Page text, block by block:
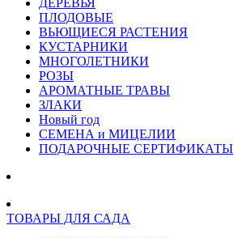
ДЕРЕВЬЯ
ПЛОДОВЫЕ
ВЬЮЩИЕСЯ РАСТЕНИЯ
КУСТАРНИКИ
МНОГОЛЕТНИКИ
РОЗЫ
АРОМАТНЫЕ ТРАВЫ
ЗЛАКИ
Новый год
СЕМЕНА и МИЦЕЛИИ
ПОДАРОЧНЫЕ СЕРТИФИКАТЫ
ТОВАРЫ ДЛЯ САДА